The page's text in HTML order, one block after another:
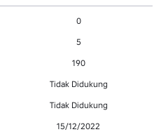
0
5
190
Tidak Didukung
Tidak Didukung
15/12/2022